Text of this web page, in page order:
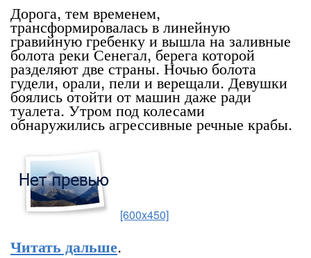
Дорога, тем временем,
трансформировалась в линейную
гравийную гребенку и вышла на заливные
болота реки Сенегал, берега которой
разделяют две страны. Ночью болота
гудели, орали, пели и верещали. Девушки
боялись отойти от машин даже ради
туалета. Утром под колесами
обнаружились агрессивные речные крабы.
[600x450]
Читать дальше.